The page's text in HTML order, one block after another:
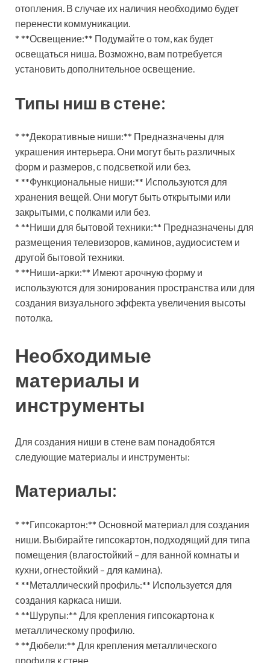
отопления. В случае их наличия необходимо будет
перенести коммуникации.
* **Освещение:** Подумайте о том, как будет
освещаться ниша. Возможно, вам потребуется
установить дополнительное освещение.
Типы ниш в стене:
* **Декоративные ниши:** Предназначены для
украшения интерьера. Они могут быть различных
форм и размеров, с подсветкой или без.
* **Функциональные ниши:** Используются для
хранения вещей. Они могут быть открытыми или
закрытыми, с полками или без.
* **Ниши для бытовой техники:** Предназначены для
размещения телевизоров, каминов, аудиосистем и
другой бытовой техники.
* **Ниши-арки:** Имеют арочную форму и
используются для зонирования пространства или для
создания визуального эффекта увеличения высоты
потолка.
Необходимые
материалы и
инструменты
Для создания ниши в стене вам понадобятся
следующие материалы и инструменты:
Материалы:
* **Гипсокартон:** Основной материал для создания
ниши. Выбирайте гипсокартон, подходящий для типа
помещения (влагостойкий – для ванной комнаты и
кухни, огнестойкий – для камина).
* **Металлический профиль:** Используется для
создания каркаса ниши.
* **Шурупы:** Для крепления гипсокартона к
металлическому профилю.
* **Дюбели:** Для крепления металлического
профиля к стене.